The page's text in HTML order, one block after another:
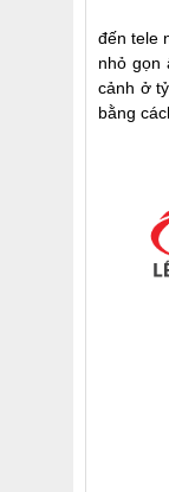
Canon
đến tele
nhỏ gọn
cảnh ở
bằng